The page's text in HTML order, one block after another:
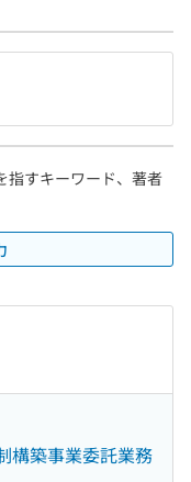
指すキーワード、著者
構築事業委託業務